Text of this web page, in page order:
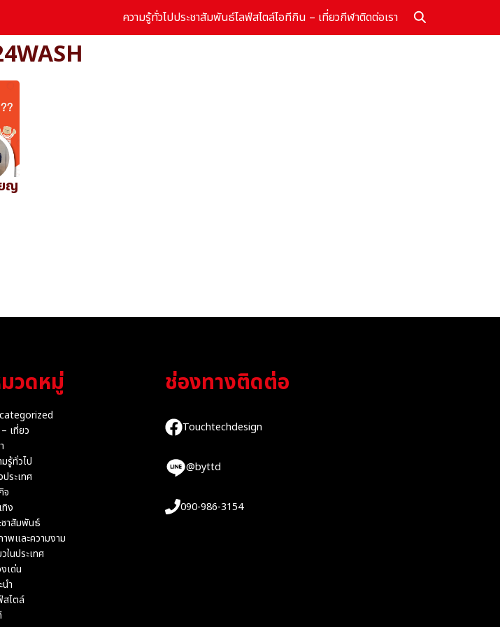
ความรู้ทั่วไปประชาสัมพันธ์ไลฟ์สไตล์ไอทีกิน – เที่ยวกีฬาติดต่อเรา
ญ
วดหมู่
เที่ยว
รู้ทั่วไป
ระเทศ
จ
ทิง
ชาสัมพันธ์
าพและความงาม
ในประเทศ
เด่น
ำ
สไตล์
ช่องทางติดต่อ
Touchtechdesign
@byttd
090-986-3154